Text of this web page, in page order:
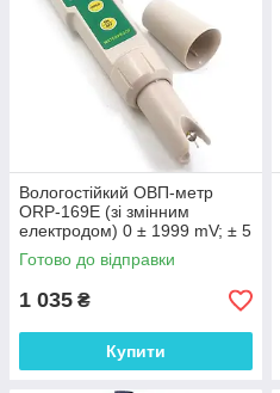
Вологостійкий ОВП-метр
ORP-169E (зі змінним
електродом) 0 ± 1999 mV; ± 5
mV
Готово до відправки
1 035 ₴
Купити